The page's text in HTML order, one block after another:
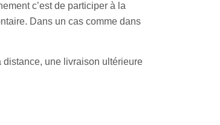
c’est de participer à la
Dans un cas comme dans
une livraison ultérieure